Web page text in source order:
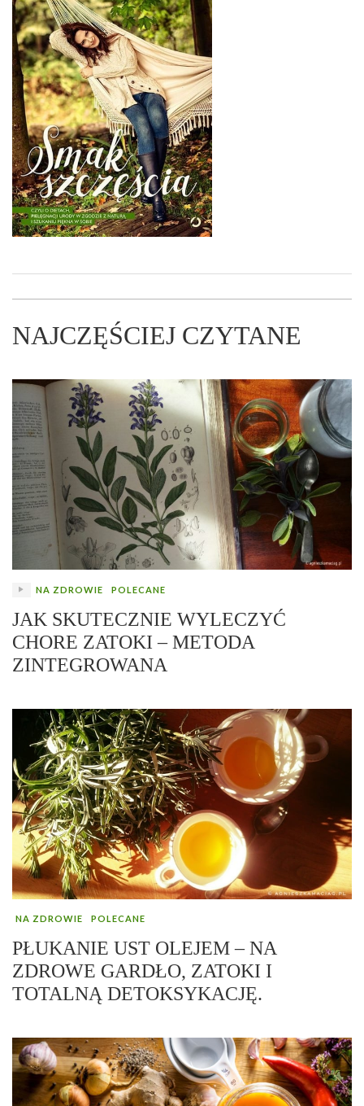
NAJCZĘŚCIEJ CZYTANE
NA ZDROWIE POLECANE
JAK SKUTECZNIE WYLECZYĆ
CHORE ZATOKI – METODA
ZINTEGROWANA
NA ZDROWIE POLECANE
PŁUKANIE UST OLEJEM – NA
ZDROWE GARDŁO, ZATOKI I
TOTALNĄ DETOKSYKACJĘ.